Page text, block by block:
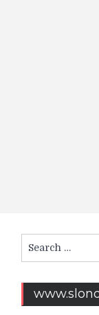
Search
for: